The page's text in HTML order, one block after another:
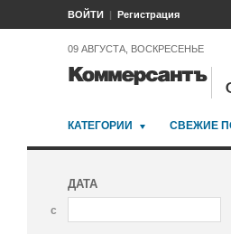
ВОЙТИ Регистрация
09 АВГУСТА, ВОСКРЕСЕНЬЕ
КАТЕГОРИИ СВЕЖИЕ
ДАТА
с